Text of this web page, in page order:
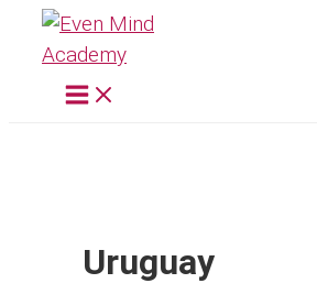
contenido
Uruguay